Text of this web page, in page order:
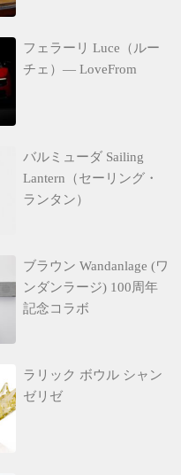
フェラーリ Luce（ルー
チェ）— LoveFrom
バルミューダ Sailing
Lantern（セーリング・
ランタン）
ブラウン Wandanlage (ワ
ンダンラージ) 100周年
記念コラボ
ラリック ボウル シャン
ゼリゼ